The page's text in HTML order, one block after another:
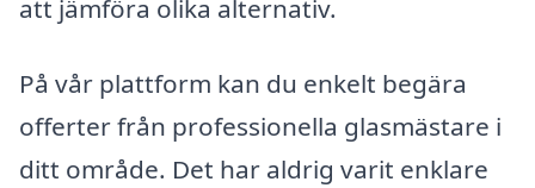
att jämföra olika alternativ.
På vår plattform kan du enkelt begära
offerter från professionella glasmästare i
ditt område. Det har aldrig varit enklare